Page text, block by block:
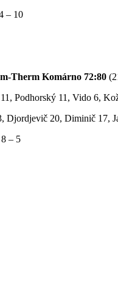
– 10
Therm Komárno 72:80
Podhorský 11, Vido 6,
Djordjevič 20, Diminič 17,
– 5